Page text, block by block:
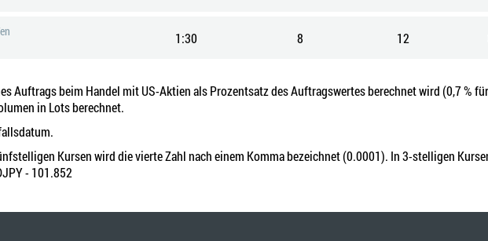
1:30 8 12
Auftrags beim Handel mit US-Aktien als Prozentsatz des Auftragswertes berechnet wird (0,7 %
in Lots berechnet.
Kursen wird die vierte Zahl nach einem Komma bezeichnet (0.0001). In 3-stelligen
- 101.852